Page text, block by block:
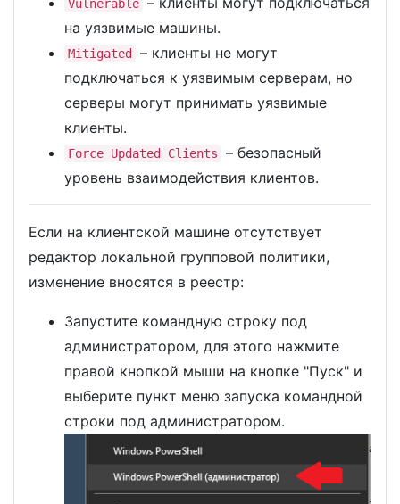
Vulnerable
на уязвимые машины.
Mitigated
– клиенты не могут
подключаться к уязвимым серверам, но
серверы могут принимать уязвимые
клиенты.
Force Updated Clients
– безопасный
уровень взаимодействия клиентов.
Если на клиентской машине отсутствует
редактор локальной групповой политики,
изменение вносятся в реестр:
Запустите командную строку под
администратором, для этого нажмите
правой кнопкой мыши на кнопке "Пуск" и
выберите пункт меню запуска командной
строки под администратором.